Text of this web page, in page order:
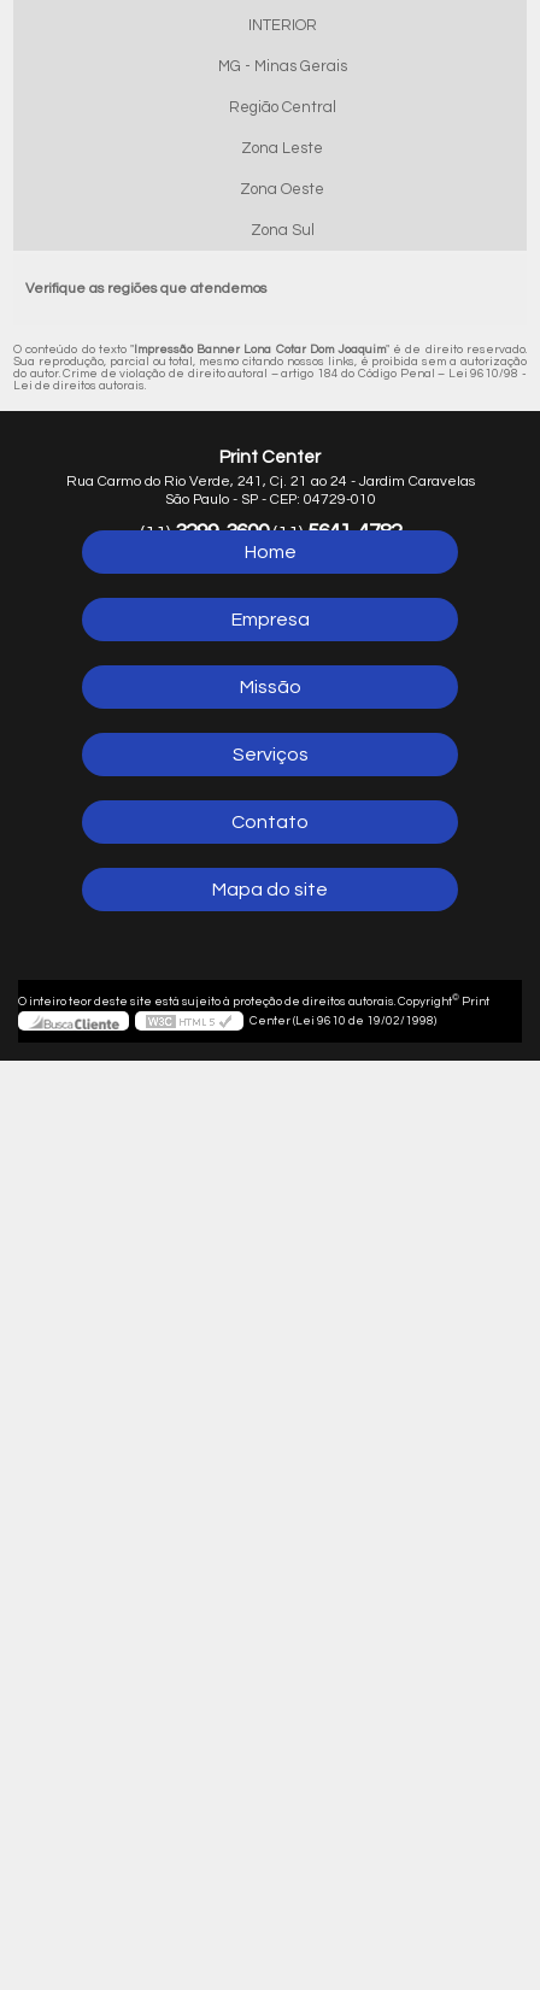
INTERIOR
MG - Minas Gerais
Região Central
Zona Leste
Zona Oeste
Zona Sul
Verifique as regiões que atendemos
O conteúdo do texto " Impressão Banner Lona Cotar Dom Joaquim" é de direito reservado.
Sua reprodução, parcial ou total, mesmo citando nossos links, é proibida sem a autorização
do autor. Crime de violação de direito autoral – artigo 184 do Código Penal – Lei 9610/98 -
Lei de direitos autorais.
Print Center
Rua Carmo do Rio Verde, 241, Cj. 21 ao 24 - Jardim Caravelas
São Paulo - SP - CEP: 04729-010
(11)3299-3600(11)5641-4782
5641-1254
Home
Empresa
Missão
Serviços
Contato
Mapa do site
O inteiro teor deste site está sujeito à proteção de direitos autorais. Copyright© Print
Center (Lei 9610 de 19/02/1998)